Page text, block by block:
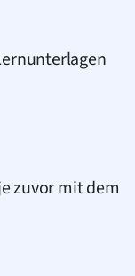
zuvor mit dem